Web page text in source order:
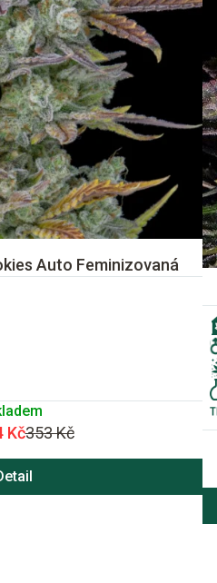
Auto Feminizovaná
Kč353 Kč